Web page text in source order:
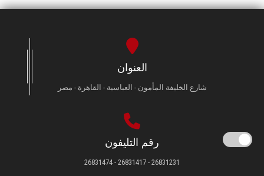
العنوان
شارع الخليفة المأمون - العباسية - القاهرة - مصر
رقم التليفون
26831231 - 26831417 - 26831474